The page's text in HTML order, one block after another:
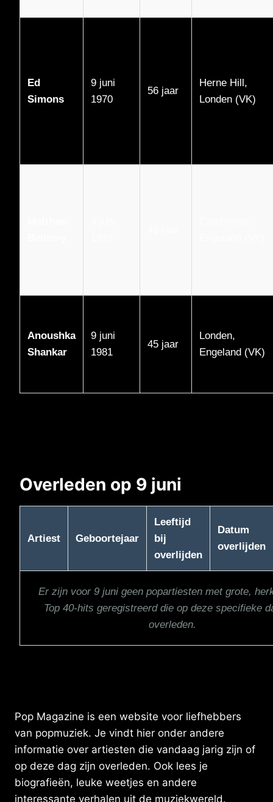
Ed
Simons
9 juni
1970
56 jaar
Herne Hill,
Londen (VK)
Anoushka
Shankar
9 juni
1981
45 jaar
Londen,
Engeland (VK)
Overleden op 9 juni
Artiest Geboortejaar
Leeftijd
bij
overlijden
Datum
overlijden
Er zijn voor 9 juni geen popartiesten met grote,
Top 40-hits geregistreerd die op deze specifieke
overleden.
Pop Magazine is een website voor liefhebbers
van popmuziek. Je vindt hier onder andere
informatie over artiesten die vandaag jarig zijn of
op deze dag zijn overleden. Ook lees je
biografieën, leuke weetjes en andere
interessante verhalen uit de muziekwereld.